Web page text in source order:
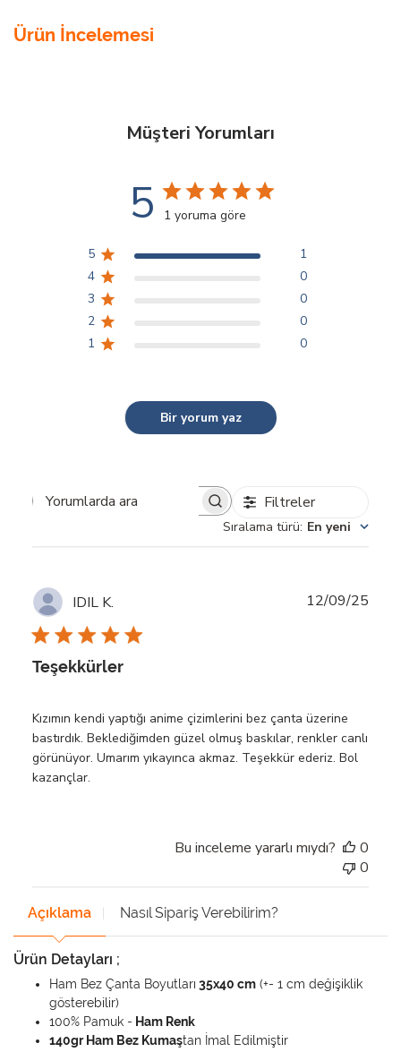
Ürün İncelemesi
Müşteri Yorumları
5 1 yoruma göre
5
1
4
0
3
0
2
0
1
0
Bir yorum yaz
Yorumlarda ara Filtreler
Sıralama türü: En yeni
IDIL K.
Teşekkürler
Kızımın kendi yaptığı anime çizimlerini bez çanta üzerine
bastırdık. Beklediğimden güzel olmuş baskılar, renkler canlı
görünüyor. Umarım yıkayınca akmaz. Teşekkür ederiz. Bol
kazançlar.
12/09/25
Bu inceleme yararlı mıydı?
0
0
Açıklama Nasıl Sipariş Verebilirim?
Ürün Detayları ;
Ham Bez Çanta Boyutları 35x40 cm (+- 1 cm değişiklik
gösterebilir)
100% Pamuk - Ham Renk
140gr Ham Bez Kumaştan İmal Edilmiştir